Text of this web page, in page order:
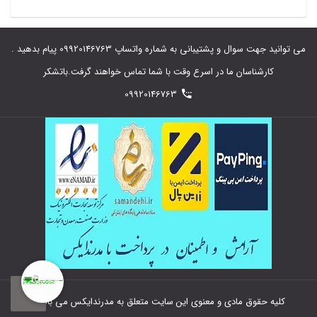
می توانید جهت سوال و پشتیبانی به شماره واتساپ 09920146763 پیام بدهید .
کارشناسان ما در اسرع وقت با شما تماس خواهند گرفت.باتشکر
09920146763
کلیه حقوق مادی و معنوی این سایت متعلق به مدرندایکس می باشد.